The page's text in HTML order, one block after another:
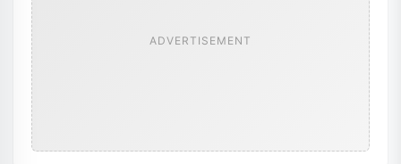
ADVERTISEMENT